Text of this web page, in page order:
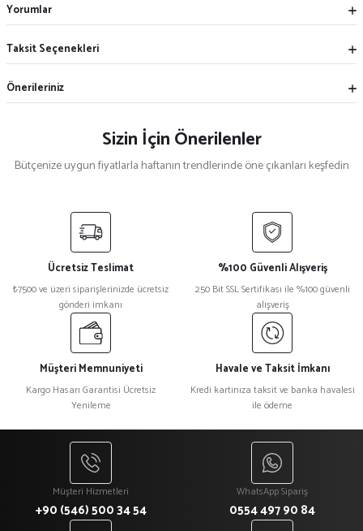
Yorumlar
Taksit Seçenekleri
Önerileriniz
Sizin İçin Önerilenler
Bütçenize uygun fiyatlarla haftanın trendlerinde öne çıkanları keşfedin
Nikah Şekeri Hediyeliği Metal Ayna Magnet Nks-01
₺ 47
%15
Kristal Plaket Ekt-165a
₺ 918
Ücretsiz Teslimat
₺7500 ve üzeri siparişlerinizde ücretsiz
gönderi imkanı
%100 Güvenli Alışveriş
250 Bit SSL Sertifikası ile %100 güvenli
alışveriş
Müşteri Memnuniyeti
Kargo Hasarı Garantisi Ücretsiz
Yenileme
Havale ve Taksit İmkanı
Kredi kartınıza taksit ve banka havalesi
ile ödeme
Müşteri Hizmetleri
+90 (546) 500 34 54
WhatsApp Sipariş
0554 497 90 84